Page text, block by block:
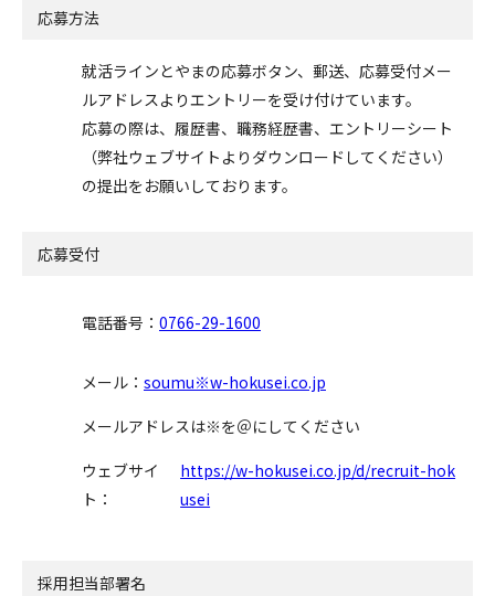
応募方法
就活ラインとやまの応募ボタン、郵送、応募受付メー
ルアドレスよりエントリーを受け付けています。
応募の際は、履歴書、職務経歴書、エントリーシート
（弊社ウェブサイトよりダウンロードしてください）
の提出をお願いしております。
応募受付
電話番号： 0766-29-1600
メール： soumu※w-hokusei.co.jp
メールアドレスは※を＠にしてください
ウェブサイ
ト：
https://w-hokusei.co.jp/d/recruit-hok
usei
採用担当部署名